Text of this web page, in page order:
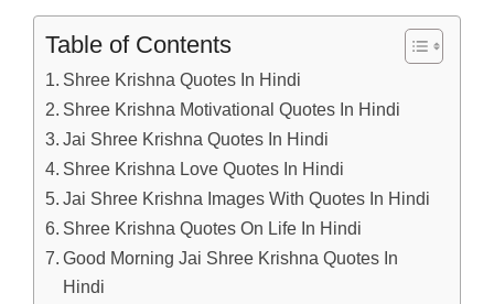
Table of Contents
Shree Krishna Quotes In Hindi
Shree Krishna Motivational Quotes In Hindi
Jai Shree Krishna Quotes In Hindi
Shree Krishna Love Quotes In Hindi
Jai Shree Krishna Images With Quotes In Hindi
Shree Krishna Quotes On Life In Hindi
Good Morning Jai Shree Krishna Quotes In
Hindi